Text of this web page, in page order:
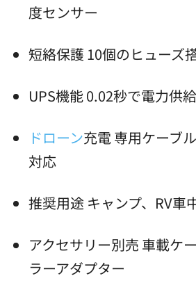
度センサー
短絡保護 10個のヒューズ
UPS機能 0.02秒で電力供
ドローン充電 専用ケーブ
対応
推奨用途 キャンプ、RV車
アクセサリー別売 車載ケ
ラーアダプター